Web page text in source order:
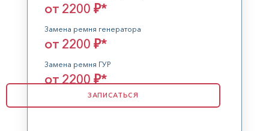
от 2200 ₽*
Замена ремня генератора
от 2200 ₽*
Замена ремня ГУР
от 2200 ₽*
ЗАПИСАТЬСЯ